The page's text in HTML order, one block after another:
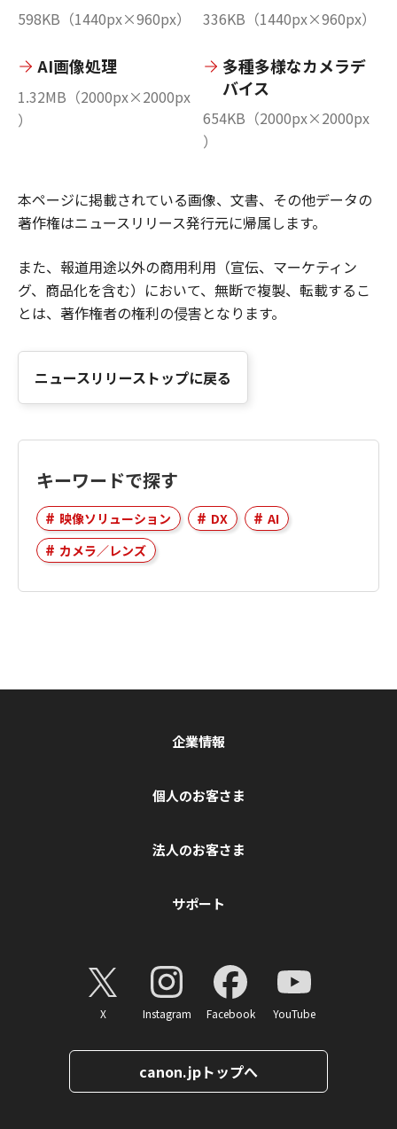
598KB（1440px×960px） 336KB（1440px×960px）
AI画像処理
1.32MB（2000px×2000px
）
多種多様なカメラデ
バイス
654KB（2000px×2000px
）
本ページに掲載されている画像、文書、その他データの
著作権はニュースリリース発行元に帰属します。
また、報道用途以外の商用利用（宣伝、マーケティン
グ、商品化を含む）において、無断で複製、転載するこ
とは、著作権者の権利の侵害となります。
ニュースリリーストップに戻る
キーワードで探す
映像ソリューション DX
AI
カメラ／レンズ
企業情報
個人のお客さま
法人のお客さま
サポート
X Instagram Facebook YouTube
canon.jpトップへ